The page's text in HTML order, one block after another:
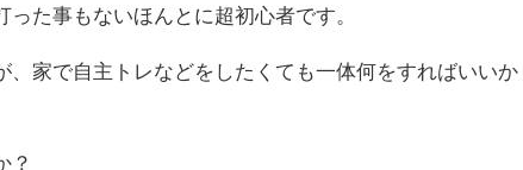
た事もないほんとに超初心者です。
、家で自主トレなどをしたくても一体何をすればいいか
？